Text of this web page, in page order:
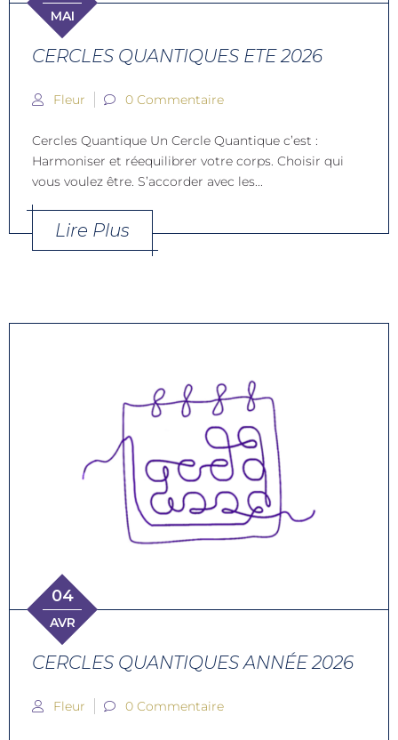
MAI
CERCLES QUANTIQUES ETE 2026
Fleur 0 Commentaire
Cercles Quantique Un Cercle Quantique c’est :
Harmoniser et réequilibrer votre corps. Choisir qui
vous voulez être. S’accorder avec les...
Lire Plus
04
AVR
CERCLES QUANTIQUES ANNÉE 2026
Fleur 0 Commentaire